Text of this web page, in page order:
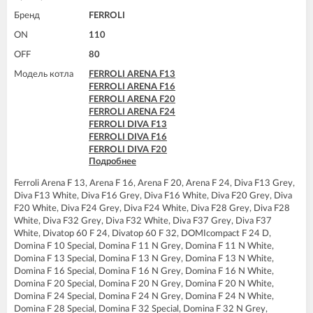
FERROLI DOMItech C24 D
FERROLI DOMItech C32
FERROLI DOMItech F24
FERROLI DOMItech F24 D
FERROLI DOMItech F32
FERROLI DOMItech F32 D
FERROLI DOMINA F32 N
FERROLI DOMIproject F24 D
FERROLI DOMIproject F32
FERROLI DOMItech F24
FERROLI DOMItech F24 D
FERROLI DOMItech F32
FERROLI DOMItech F32 D
Бренд FERROLI
ON 110
OFF 80
Модель котла
FERROLI ARENA F13
FERROLI ARENA F16
FERROLI ARENA F20
FERROLI ARENA F24
FERROLI DIVA F13
FERROLI DIVA F16
FERROLI DIVA F20
FERROLI DIVA F24
FERROLI DIVA F32
FERROLI DIVA F37
FERROLI DIVAtop 60 F24
FERROLI DIVAtop 60 F32
FERROLI DIVAtop ST F24
FERROLI DIVAtop ST F32
FERROLI DOMIcompact F24
FERROLI DOMIcompact F24 D
FERROLI DOMIcompact F30
FERROLI DOMINA F32 N
Подробнее
Ferroli Arena F 13, Arena F 16, Arena F 20, Arena F 24, Diva F13 Grey,
Diva F13 White, Diva F16 Grey, Diva F16 White, Diva F20 Grey, Diva
F20 White, Diva F24 Grey, Diva F24 White, Diva F28 Grey, Diva F28
White, Diva F32 Grey, Diva F32 White, Diva F37 Grey, Diva F37
White, Divatop 60 F 24, Divatop 60 F 32, DOMIcompact F 24 D,
Domina F 10 Special, Domina F 11 N Grey, Domina F 11 N White,
Domina F 13 Special, Domina F 13 N Grey, Domina F 13 N White,
Domina F 16 Special, Domina F 16 N Grey, Domina F 16 N White,
Domina F 20 Special, Domina F 20 N Grey, Domina F 20 N White,
Domina F 24 Special, Domina F 24 N Grey, Domina F 24 N White,
Domina F 28 Special, Domina F 32 Special, Domina F 32 N Grey,